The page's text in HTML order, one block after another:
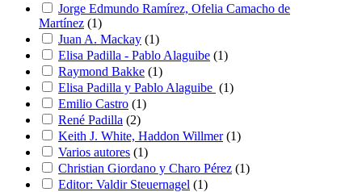
Jorge Edmundo Ramírez, Ofelia Camacho de
Martínez (1)
Juan A. Mackay (1)
Elisa Padilla - Pablo Alaguibe (1)
Raymond Bakke (1)
Elisa Padilla y Pablo Alaguibe (1)
Emilio Castro (1)
René Padilla (2)
Keith J. White, Haddon Willmer (1)
Varios autores (1)
Christian Giordano y Charo Pérez (1)
Editor: Valdir Steuernagel (1)